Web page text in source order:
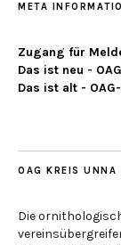
META
Zugang für
Das ist neu -
Das ist alt -
OAG KREIS UNNA
Die